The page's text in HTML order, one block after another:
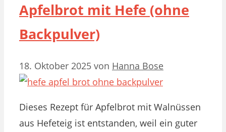
Apfelbrot mit Hefe (ohne
Backpulver)
18. Oktober 2025 von Hanna Bose
Dieses Rezept für Apfelbrot mit Walnüssen
aus Hefeteig ist entstanden, weil ein guter